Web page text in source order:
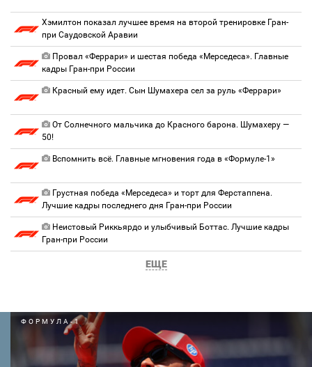
Хэмилтон показал лучшее время на второй тренировке Гран-
при Саудовской Аравии
Провал «Феррари» и шестая победа «Мерседеса». Главные
кадры Гран-при России
Красный ему идет. Сын Шумахера сел за руль «Феррари»
От Солнечного мальчика до Красного барона. Шумахеру —
50!
Вспомнить всё. Главные мгновения года в «Формуле-1»
Грустная победа «Мерседеса» и торт для Ферстаппена.
Лучшие кадры последнего дня Гран-при России
Неистовый Риккьярдо и улыбчивый Боттас. Лучшие кадры
Гран-при России
ЕЩЕ
ФОРМУЛА-1